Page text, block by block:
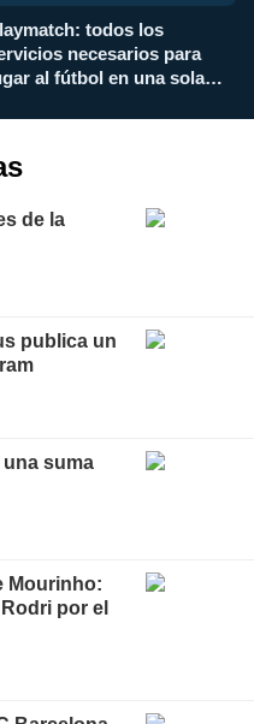
todos los
necesarios para
al fútbol en una sola
de la
publica un
suma
Mourinho:
por el